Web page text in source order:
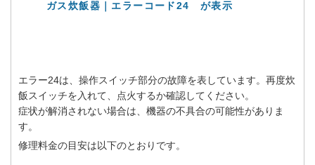
ガス炊飯器｜エラーコード24 が表示
エラー24は、操作スイッチ部分の故障を表しています。再度炊
飯スイッチを入れて、点火するか確認してください。
症状が解消されない場合は、機器の不具合の可能性がありま
す。
修理料金の目安は以下のとおりです。